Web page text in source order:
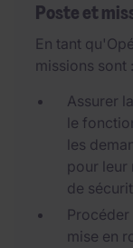
Poste et
En tant
missions sont :
Assurer
le
les
pour leur
de
mise en